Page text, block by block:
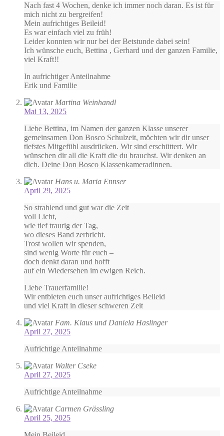
Nach fast 4 Wochen, denke ich immer noch daran. Es ist für
mich nicht zu bergreifen!
Mein aufrichtiges Beileid!
Es war einfach viel zu früh!
Leider konnten wir nur bei der Betstunde dabei sein!
Ich wünsche euch, Bettina , Gerhard und der ganzen Familie,
viel Kraft!!
In aufrichtiger Anteilnahme
Erik und Familie
Martina Weinhandl
Mai 13, 2025
Liebe Bettina, im Namen der ganzen Klasse unserer
gemeinsamen Don Bosco Schulzeit, möchten wir dir unser
tiefstes Mitgefühl ausdrücken. Wir sind erschüttert. Wir
wünschen dir all die Kraft die du brauchst. Wir denken an
dich. Deine Don Bosco Klassenkameradinnen.
Hans u. Maria Ennser
April 29, 2025
So strahlend und gut war die Zeit
voll Licht,
wie tief traurig der Tag,
wo dieses Band zerbricht.
Trost wollen wir spenden,
sind wenig Worte für euch –
doch denkt daran und hofft
auf ein Wiedersehen im ewigen Reich.
Liebe Trauerfamilie!
Wir entbieten euch unser aufrichtiges Beileid
und viel Kraft in dieser schweren Zeit
Fam. Klaus und Daniela Haslinger
April 27, 2025
Aufrichtige Anteilnahme
Walter Cseke
April 27, 2025
Aufrichtige Anteilnahme
Carmen Grässling
April 25, 2025